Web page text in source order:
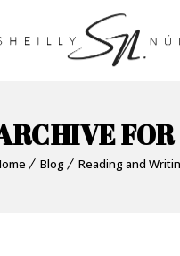
Blog Reading and